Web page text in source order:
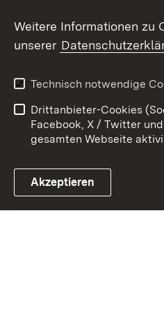
Link zum Landesportal
Kontakt
Barrierefreiheit
Impressum
Weitere Informationen zu
unserer
Technisch notwendige
Drittanbieter-Cookies
Facebook, X / Twitter
gesamten Webseite
Akzeptieren